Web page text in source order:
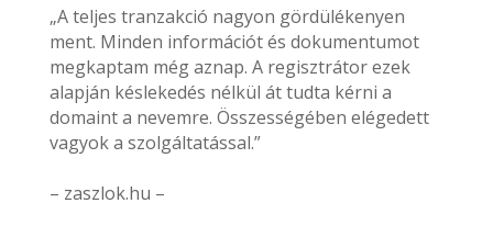
„A teljes tranzakció nagyon gördülékenyen
ment. Minden információt és dokumentumot
megkaptam még aznap. A regisztrátor ezek
alapján késlekedés nélkül át tudta kérni a
domaint a nevemre. Összességében elégedett
vagyok a szolgáltatással.”
– zaszlok.hu –